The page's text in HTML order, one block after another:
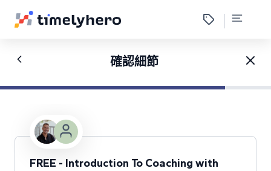
確認細節
FREE - Introduction To Coaching with